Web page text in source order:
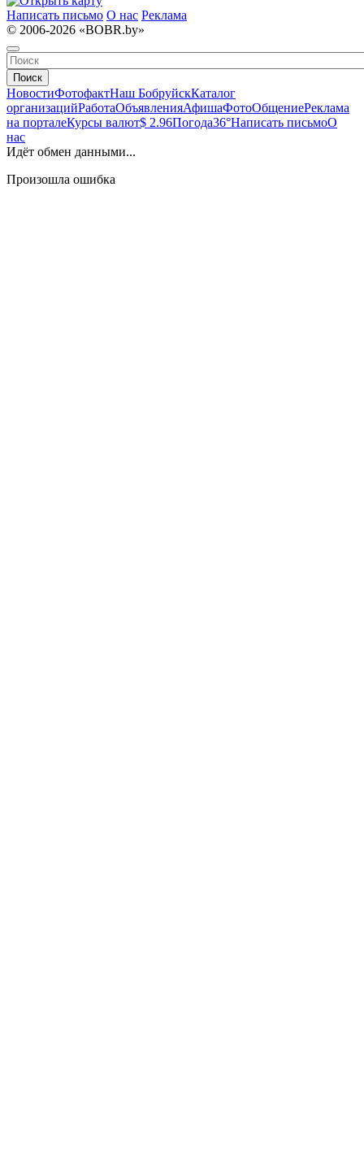
Написать письмо О нас Реклама
© 2006-2026 «BOBR.by»
Поиск
НовостиФотофактНаш БобруйскКаталог
организацийРаботаОбъявленияАфишаФотоОбщениеРеклама
на порталеКурсы валют$ 2.96Погода36°Написать письмоО
нас
Идёт обмен данными...
Произошла ошибка